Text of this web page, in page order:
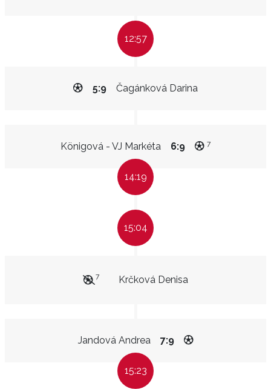
12:57
Čagánková Darina
5:9
Königová - VJ Markéta 6:9 7
14:19
15:04
Krčková Denisa
7
Jandová Andrea 7:9
15:23